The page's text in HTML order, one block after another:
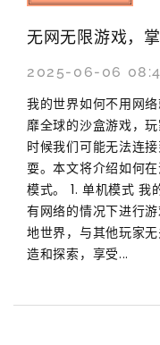
无网无限游戏，
2025-06-06
我的世界如何不用网
靡全球的沙盒游戏，
时候我们可能无法连
耍。本文将介绍如何
模式。 1. 单机模式 我
有网络的情况下进行
地世界，与其他玩家
造和探索，享受...